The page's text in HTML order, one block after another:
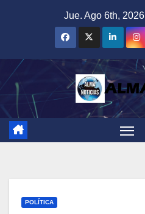
Jue. Ago 6th, 2026
POLÍTICA